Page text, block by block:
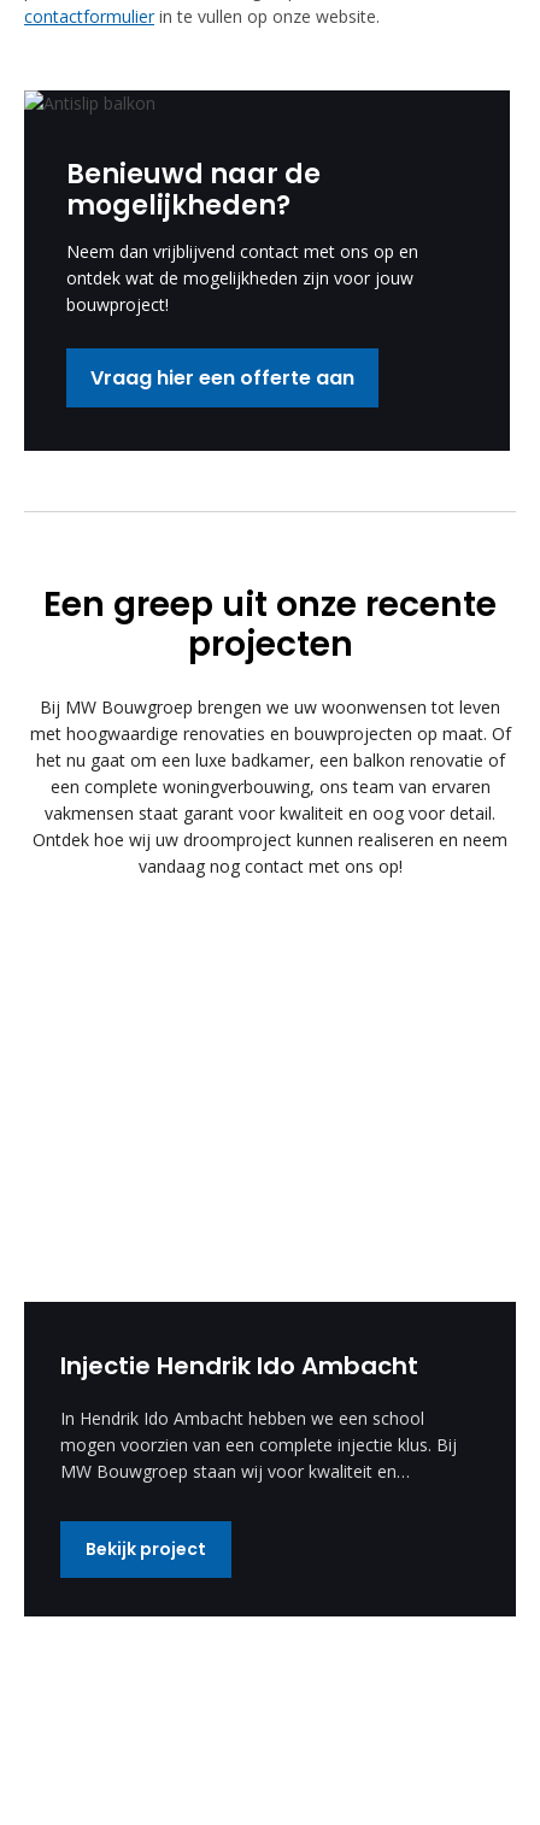
contactformulierin te vullen op onze website.
Benieuwd naar de
mogelijkheden?
Neem dan vrijblijvend contact met ons op en
ontdek wat de mogelijkheden zijn voor jouw
bouwproject!
Vraag hier een offerte aan
Een greep uit onze recente
projecten
Bij MW Bouwgroep brengen we uw woonwensen tot leven
met hoogwaardige renovaties en bouwprojecten op maat. Of
het nu gaat om een luxe badkamer, een balkon renovatie of
een complete woningverbouwing, ons team van ervaren
vakmensen staat garant voor kwaliteit en oog voor detail.
Ontdek hoe wij uw droomproject kunnen realiseren en neem
vandaag nog contact met ons op!
Injectie Hendrik Ido Ambacht
In Hendrik Ido Ambacht hebben we een school
mogen voorzien van een complete injectie klus. Bij
MW Bouwgroep staan wij voor kwaliteit en
Bekijk project